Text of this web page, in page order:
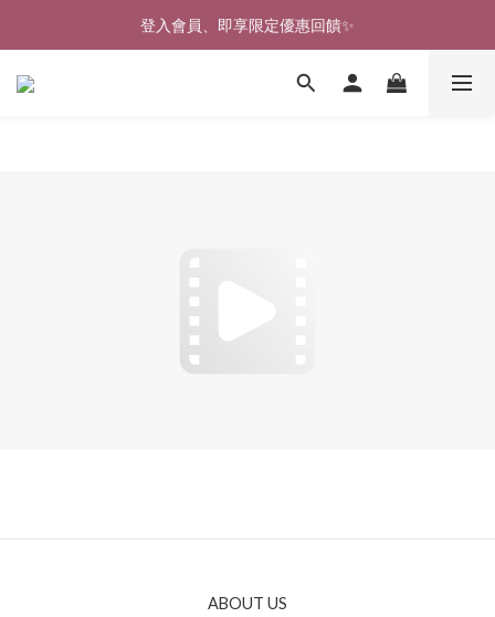
🎉新北淡水實體門市🤗歡迎蒞臨試穿🎉
登入會員、即享限定優惠回饋✨
🎉新北淡水實體門市🤗歡迎蒞臨試穿🎉
ABOUT US